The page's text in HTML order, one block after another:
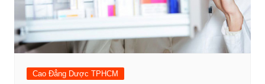
Cao Đẳng Dược TPHCM